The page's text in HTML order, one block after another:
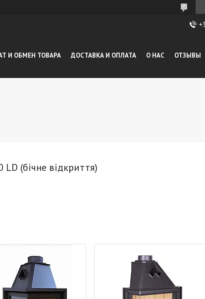
И ОБМЕН ТОВАРА ДОСТАВКА И ОПЛАТА О НАС ОТЗЫВЫ
(бічне відкриття)